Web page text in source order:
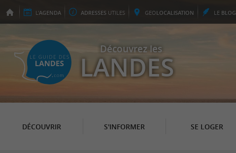
L'AGENDA ADRESSES UTILES GEOLOCALISATION LE BLOG
Découvrez les
LANDES
DÉCOUVRIR S'INFORMER SE LOGER